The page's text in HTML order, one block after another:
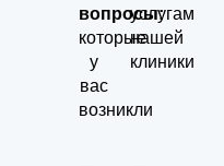
вопросы:
которые
у
вас
возникли
услугам
нашей
клиники